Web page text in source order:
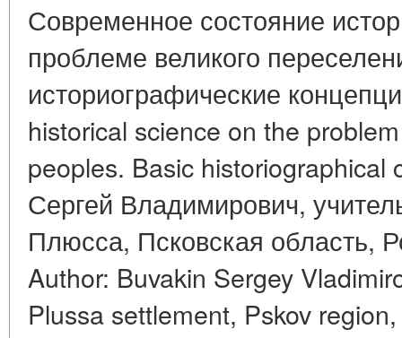
Современное состояние
проблеме великого
историографические
historical science on the
peoples. Basic
Сергей Владимирович,
Плюсса, Псковская область,
Author: Buvakin Sergey
Plussa settlement, Pskov